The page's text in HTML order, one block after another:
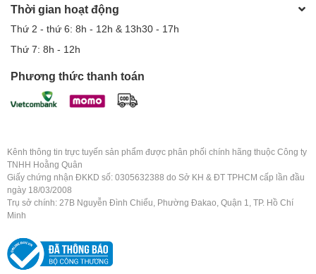
Thời gian hoạt động
Thứ 2 - thứ 6: 8h - 12h & 13h30 - 17h
Thứ 7: 8h - 12h
Phương thức thanh toán
Kênh thông tin trực tuyến sản phẩm được phân phối chính hãng thuộc Công ty
TNHH Hoằng Quân
Giấy chứng nhận ĐKKD số: 0305632388 do Sở KH & ĐT TPHCM cấp lần đầu
ngày 18/03/2008
Trụ sở chính: 27B Nguyễn Đình Chiểu, Phường Đakao, Quận 1, TP. Hồ Chí
Minh